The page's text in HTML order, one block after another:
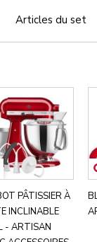
Articles du set
PÂTISSIER À
INCLINABLE
- ARTISAN